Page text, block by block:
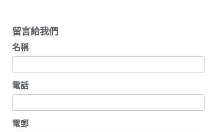
留言給我們
名稱
電話
電郵